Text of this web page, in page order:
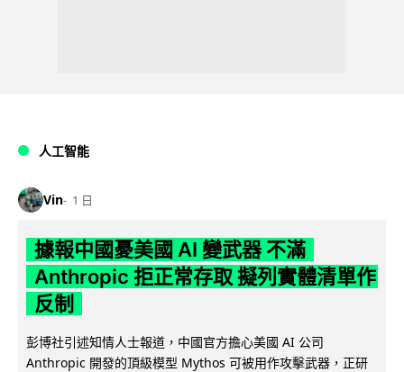
人工智能
Vin 1 日
據報中國憂美國 AI 變武器 不滿
Anthropic 拒正常存取 擬列實體清單作
反制
彭博社引述知情人士報道，中國官方擔心美國 AI 公司
Anthropic 開發的頂級模型 Mythos 可被用作攻擊武器，正研